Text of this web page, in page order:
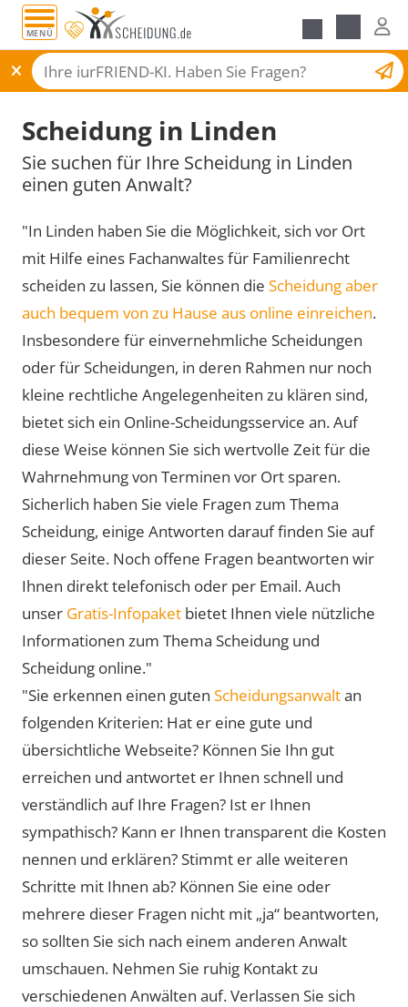
MENÜ
Scheidungsantrag
Scheidung in Linden
Sie suchen für Ihre Scheidung in Linden
einen guten Anwalt?
"In Linden haben Sie die Möglichkeit, sich vor Ort
mit Hilfe eines Fachanwaltes für Familienrecht
scheiden zu lassen, Sie können die Scheidung aber
auch bequem von zu Hause aus online einreichen.
Insbesondere für einvernehmliche Scheidungen
oder für Scheidungen, in deren Rahmen nur noch
kleine rechtliche Angelegenheiten zu klären sind,
bietet sich ein Online-Scheidungsservice an. Auf
diese Weise können Sie sich wertvolle Zeit für die
Wahrnehmung von Terminen vor Ort sparen.
Sicherlich haben Sie viele Fragen zum Thema
Scheidung, einige Antworten darauf finden Sie auf
dieser Seite. Noch offene Fragen beantworten wir
Ihnen direkt telefonisch oder per Email. Auch
unser Gratis-Infopaket bietet Ihnen viele nützliche
Informationen zum Thema Scheidung und
Scheidung online."
"Sie erkennen einen guten Scheidungsanwaltan
folgenden Kriterien: Hat er eine gute und
übersichtliche Webseite? Können Sie Ihn gut
erreichen und antwortet er Ihnen schnell und
verständlich auf Ihre Fragen? Ist er Ihnen
sympathisch? Kann er Ihnen transparent die Kosten
nennen und erklären? Stimmt er alle weiteren
Schritte mit Ihnen ab? Können Sie eine oder
mehrere dieser Fragen nicht mit „ja“ beantworten,
so sollten Sie sich nach einem anderen Anwalt
umschauen. Nehmen Sie ruhig Kontakt zu
verschiedenen Anwälten auf. Verlassen Sie sich